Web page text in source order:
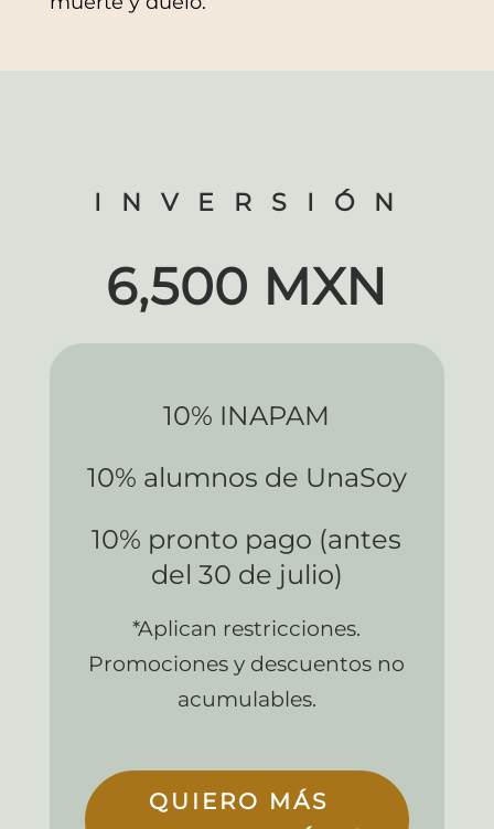
I N V E R S I Ó N
6,500 MXN
10% INAPAM
10% alumnos de UnaSoy
10% pronto pago (antes
del 30 de julio)
*Aplican restricciones.
Promociones y descuentos no
acumulables.
QUIERO MÁS